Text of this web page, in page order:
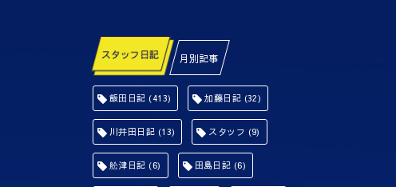
スタッフ日記 月別記事
飯田日記 (413) 加藤日記 (32)
川井田日記 (13) スタッフ (9)
舩津日記 (6) 田島日記 (6)